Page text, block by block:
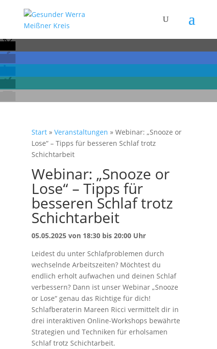
Start » Veranstaltungen » Webinar: „Snooze or
Lose“ – Tipps für besseren Schlaf trotz
Schichtarbeit
Webinar: „Snooze or
Lose“ – Tipps für
besseren Schlaf trotz
Schichtarbeit
05.05.2025 von 18:30 bis 20:00 Uhr
Leidest du unter Schlafproblemen durch
wechselnde Arbeitszeiten? Möchtest du
endlich erholt aufwachen und deinen Schlaf
verbessern? Dann ist unser Webinar „Snooze
or Lose“ genau das Richtige für dich!
Schlafberaterin Mareen Ricci vermittelt dir in
drei interaktiven Online-Workshops bewährte
Strategien und Techniken für erholsamen
Schlaf trotz Schichtarbeit.